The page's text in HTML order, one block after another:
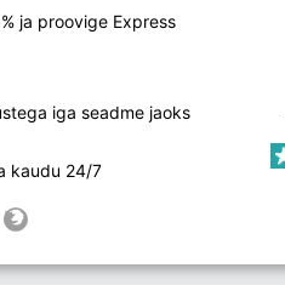
ja proovige Express
iga seadme jaoks
kaudu 24/7